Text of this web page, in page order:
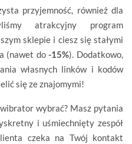
przyjemność, również dla
atrakcyjny program
sklepie i ciesz się stałymi
(nawet do-15%). Dodatkowo,
własnych linków i kodów
się ze znajomymi!
wybrać? Masz pytania
i uśmiechnięty zespół
czeka na Twój kontakt